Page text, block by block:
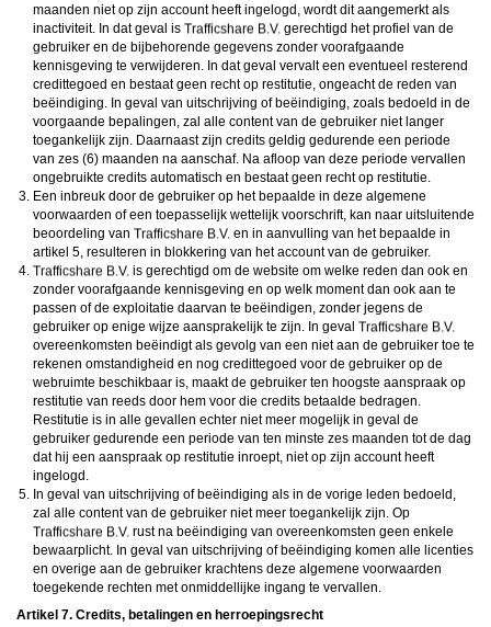
maanden niet op zijn account heeft ingelogd, wordt dit aangemerkt als
inactiviteit. In dat geval is
gerechtigd het profiel van de
gebruiker en de bijbehorende gegevens zonder voorafgaande
kennisgeving te verwijderen. In dat geval vervalt een eventueel resterend
credittegoed en bestaat geen recht op restitutie, ongeacht de reden van
beëindiging. In geval van uitschrijving of beëindiging, zoals bedoeld in de
voorgaande bepalingen, zal alle content van de gebruiker niet langer
toegankelijk zijn. Daarnaast zijn credits geldig gedurende een periode
van zes (6) maanden na aanschaf. Na afloop van deze periode vervallen
ongebruikte credits automatisch en bestaat geen recht op restitutie.
Een inbreuk door de gebruiker op het bepaalde in deze algemene
voorwaarden of een toepasselijk wettelijk voorschrift, kan naar uitsluitende
beoordeling van
en in aanvulling van het bepaalde in
artikel 5, resulteren in blokkering van het account van de gebruiker.
is gerechtigd om de website om welke reden dan ook en
zonder voorafgaande kennisgeving en op welk moment dan ook aan te
passen of de exploitatie daarvan te beëindigen, zonder jegens de
gebruiker op enige wijze aansprakelijk te zijn. In geval
overeenkomsten beëindigt als gevolg van een niet aan de gebruiker toe te
rekenen omstandigheid en nog credittegoed voor de gebruiker op de
webruimte beschikbaar is, maakt de gebruiker ten hoogste aanspraak op
restitutie van reeds door hem voor die credits betaalde bedragen.
Restitutie is in alle gevallen echter niet meer mogelijk in geval de
gebruiker gedurende een periode van ten minste zes maanden tot de dag
dat hij een aanspraak op restitutie inroept, niet op zijn account heeft
ingelogd.
In geval van uitschrijving of beëindiging als in de vorige leden bedoeld,
zal alle content van de gebruiker niet meer toegankelijk zijn. Op
rust na beëindiging van overeenkomsten geen enkele
bewaarplicht. In geval van uitschrijving of beëindiging komen alle licenties
en overige aan de gebruiker krachtens deze algemene voorwaarden
toegekende rechten met onmiddellijke ingang te vervallen.
Artikel 7. Credits, betalingen en herroepingsrecht